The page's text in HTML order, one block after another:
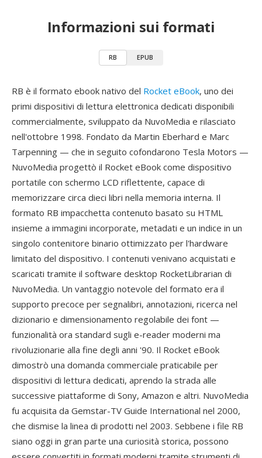
Informazioni sui formati
RB EPUB
RB è il formato ebook nativo del Rocket eBook, uno dei
primi dispositivi di lettura elettronica dedicati disponibili
commercialmente, sviluppato da NuvoMedia e rilasciato
nell'ottobre 1998. Fondato da Martin Eberhard e Marc
Tarpenning — che in seguito cofondarono Tesla Motors —
NuvoMedia progettò il Rocket eBook come dispositivo
portatile con schermo LCD riflettente, capace di
memorizzare circa dieci libri nella memoria interna. Il
formato RB impacchetta contenuto basato su HTML
insieme a immagini incorporate, metadati e un indice in un
singolo contenitore binario ottimizzato per l'hardware
limitato del dispositivo. I contenuti venivano acquistati e
scaricati tramite il software desktop RocketLibrarian di
NuvoMedia. Un vantaggio notevole del formato era il
supporto precoce per segnalibri, annotazioni, ricerca nel
dizionario e dimensionamento regolabile dei font —
funzionalità ora standard sugli e-reader moderni ma
rivoluzionarie alla fine degli anni '90. Il Rocket eBook
dimostrò una domanda commerciale praticabile per
dispositivi di lettura dedicati, aprendo la strada alle
successive piattaforme di Sony, Amazon e altri. NuvoMedia
fu acquisita da Gemstar-TV Guide International nel 2000,
che dismise la linea di prodotti nel 2003. Sebbene i file RB
siano oggi in gran parte una curiosità storica, possono